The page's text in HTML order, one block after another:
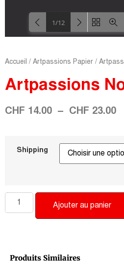
Accueil / Artpassions Papier /
Artpassions
CHF 14.00 – CHF 23.00
Shipping
Ajouter au panier
Produits Similaires